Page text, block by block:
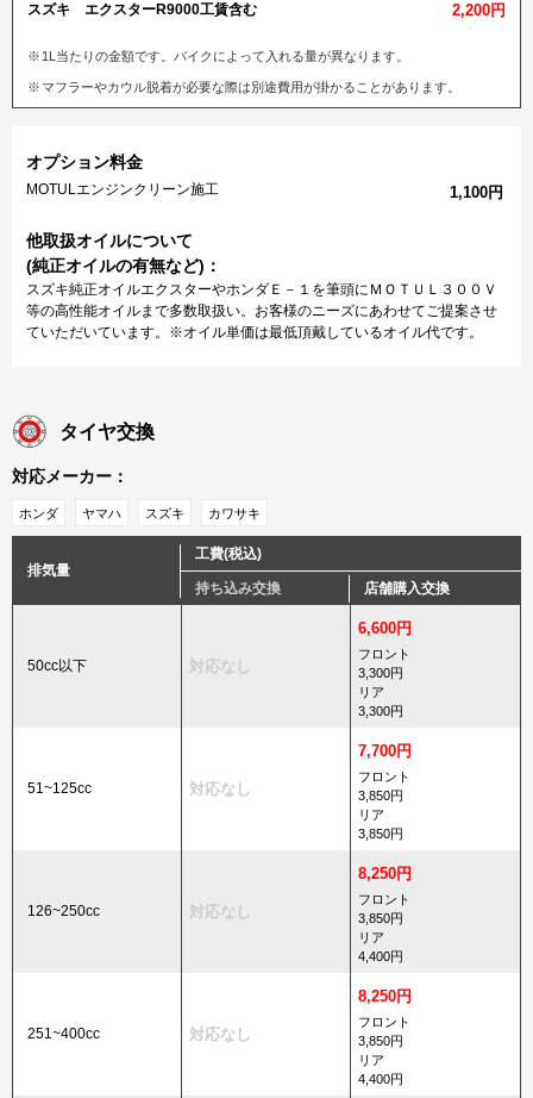
スズキ エクスターR9000工賃含む 2,200円
1L当たりの金額です。バイクによって入れる量が異なります。
マフラーやカウル脱着が必要な際は別途費用が掛かることがあります。
オプション料金
MOTULエンジンクリーン施工 1,100円
他取扱オイルについて
(純正オイルの有無など)：
スズキ純正オイルエクスターやホンダＥ－１を筆頭にＭＯＴＵＬ３００Ｖ
等の高性能オイルまで多数取扱い。お客様のニーズにあわせてご提案させ
ていただいています。※オイル単価は最低頂戴しているオイル代です。
タイヤ交換
対応メーカー：
ホンダ ヤマハ スズキ カワサキ
排気量
工費(税込)
持ち込み交換 店舗購入交換
50cc以下 対応なし
6,600円
フロント
3,300円
リア
3,300円
51~125cc 対応なし
7,700円
フロント
3,850円
リア
3,850円
126~250cc 対応なし
8,250円
フロント
3,850円
リア
4,400円
251~400cc 対応なし
8,250円
フロント
3,850円
リア
4,400円